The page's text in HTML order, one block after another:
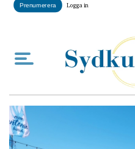
Prenumerera Logga in